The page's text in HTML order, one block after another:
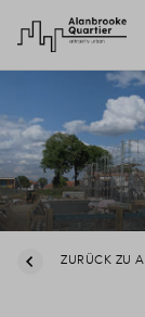
ZURÜCK ZU